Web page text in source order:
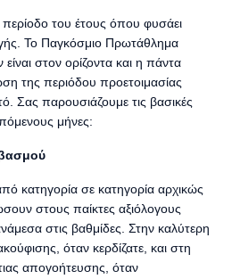
του έτους όπου φυσάει
Το Παγκόσμιο Πρωτάθλημα
είναι στον ορίζοντα και η πάντα
της περιόδου προετοιμασίας
Σας παρουσιάζουμε τις βασικές
μήνες:
κατηγορία σε κατηγορία αρχικώς
στους παίκτες αξιόλογους
στις βαθμίδες. Στην καλύτερη
όταν κερδίζατε, και στη
απογοήτευσης, όταν